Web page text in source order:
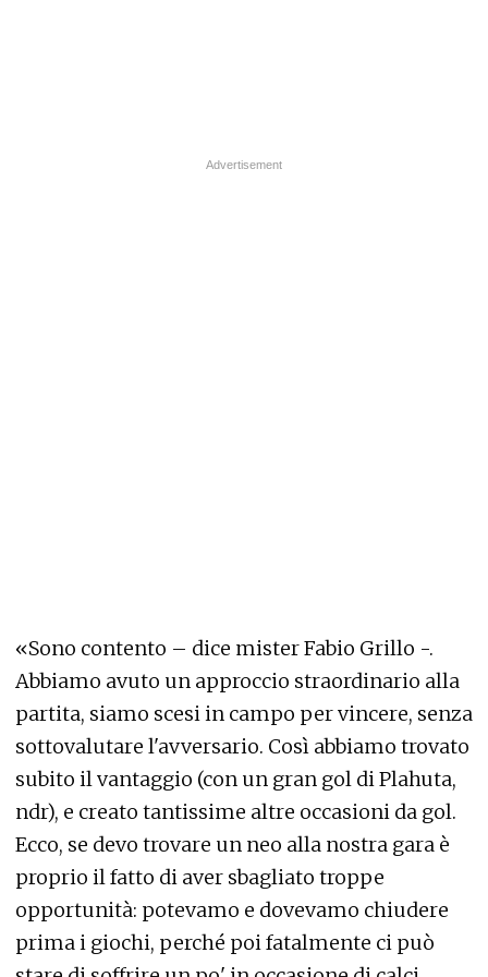
«Sono contento – dice mister Fabio Grillo -.
Abbiamo avuto un approccio straordinario alla
partita, siamo scesi in campo per vincere, senza
sottovalutare l'avversario. Così abbiamo trovato
subito il vantaggio (con un gran gol di Plahuta,
ndr), e creato tantissime altre occasioni da gol.
Ecco, se devo trovare un neo alla nostra gara è
proprio il fatto di aver sbagliato troppe
opportunità: potevamo e dovevamo chiudere
prima i giochi, perché poi fatalmente ci può